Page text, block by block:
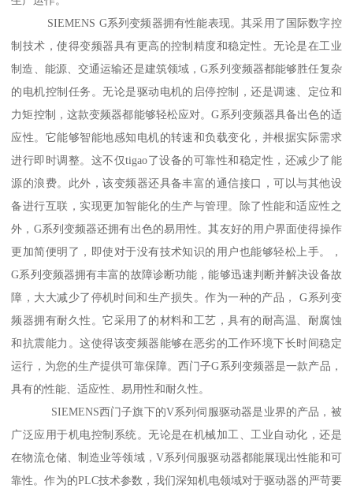
SIEMENS G系列变频器拥有性能表现。其采用了国际数字控
制技术，使得变频器具有更高的控制精度和稳定性。无论是在工业
制造、能源、交通运输还是建筑领域，G系列变频器都能够胜任复杂
的电机控制任务。无论是驱动电机的启停控制，还是调速、定位和
力矩控制，这款变频器都能够轻松应对。G系列变频器具备出色的适
应性。它能够智能地感知电机的转速和负载变化，并根据实际需求
进行即时调整。这不仅tigao了设备的可靠性和稳定性，还减少了能
源的浪费。此外，该变频器还具备丰富的通信接口，可以与其他设
备进行互联，实现更加智能化的生产与管理。除了性能和适应性之
外，G系列变频器还拥有出色的易用性。其友好的用户界面使得操作
更加简便明了，即使对于没有技术知识的用户也能够轻松上手。，
G系列变频器拥有丰富的故障诊断功能，能够迅速判断并解决设备故
障，大大减少了停机时间和生产损失。作为一种的产品， G系列变
频器拥有耐久性。它采用了的材料和工艺，具有的耐高温、耐腐蚀
和抗震能力。这使得该变频器能够在恶劣的工作环境下长时间稳定
运行，为您的生产提供可靠保障。西门子G系列变频器是一款产品，
具有的性能、适应性、易用性和耐久性。
SIEMENS西门子旗下的V系列伺服驱动器是业界的产品，被
广泛应用于机电控制系统。无论是在机械加工、工业自动化，还是
在物流仓储、制造业等领域，V系列伺服驱动器都能展现出性能和可
靠性。作为的PLC技术参数，我们深知机电领域对于驱动器的严苛要